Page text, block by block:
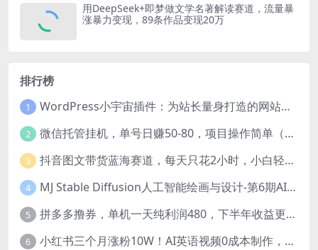
用DeepSeek+即梦做文学名著解读赛道，流量暴
涨暴力变现，89条作品变现20万
排行榜
1 WordPress小宇宙插件：为站长量身打造的网站性能与SEO优化插件
2 微信托管挂机，单号日赚50-80，项目操作简单（附无限注册实名微信号教程）
3 抖音图文带货蓝海赛道，每天只花2小时，小白轻松过万
4 MJ Stable Diffusion人工智能绘画与设计-第6期AIGC课程（35节）
5 拼多多撸券，单机一天纯利润480，下半年收益更高，不限设备，不限IP。
6 小红书三个月涨粉10W！AI英语视频0成本制作，每天轻松日入2000+